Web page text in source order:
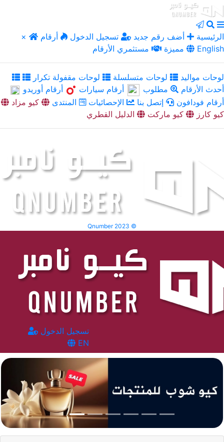
× الرئيسية أضف رقم جديد تسجيل الدخول
أرقام
مميزة
مستثمري الأرقام English
لوحات مواليد لوحات متسلسلة
لوحات مقفولة تكرار
أحدث الأرقام
مطلوب أرقام سيارات
أرقام أوريدو
أرقام فودافون
إتصل بنا الإحصائيات المنتدى
كيو مزاد
كيو كارز
كيو ماركت الدليل القطري
Qnumber 2023 ©
تسجيل الدخول
EN